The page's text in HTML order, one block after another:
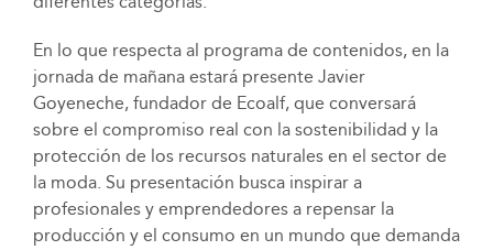
En lo que respecta al programa de contenidos, en la
jornada de mañana estará presente Javier
Goyeneche, fundador de Ecoalf, que conversará
sobre el compromiso real con la sostenibilidad y la
protección de los recursos naturales en el sector de
la moda. Su presentación busca inspirar a
profesionales y emprendedores a repensar la
producción y el consumo en un mundo que demanda